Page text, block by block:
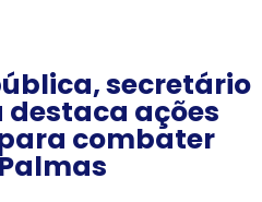
secretário
ações
combater